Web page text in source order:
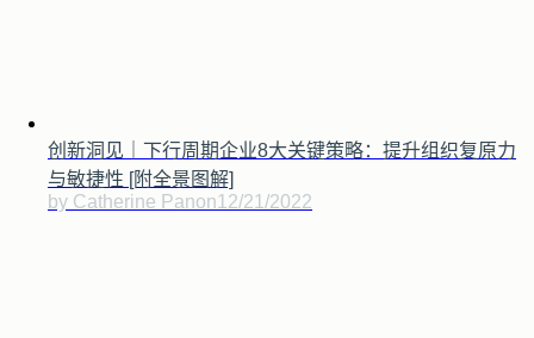
创新洞见｜下行周期企业8大关键策略：提升组织复原力
与敏捷性 [附全景图解]
by Catherine Panon12/21/2022